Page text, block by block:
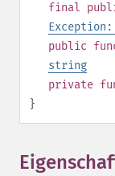
final
public
string
private
}